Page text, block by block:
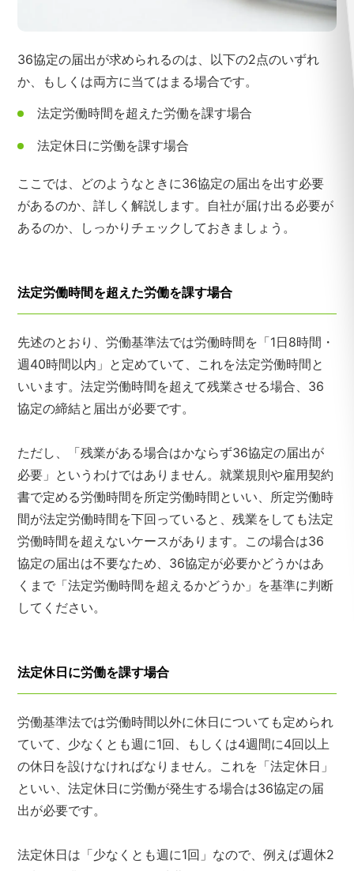
36協定の届出が求められるのは、以下の2点のいずれ
か、もしくは両方に当てはまる場合です。
法定労働時間を超えた労働を課す場合
法定休日に労働を課す場合
ここでは、どのようなときに36協定の届出を出す必要
があるのか、詳しく解説します。自社が届け出る必要が
あるのか、しっかりチェックしておきましょう。
法定労働時間を超えた労働を課す場合
先述のとおり、労働基準法では労働時間を「1日8時間・
週40時間以内」と定めていて、これを法定労働時間と
いいます。法定労働時間を超えて残業させる場合、36
協定の締結と届出が必要です。
ただし、「残業がある場合はかならず36協定の届出が
必要」というわけではありません。就業規則や雇用契約
書で定める労働時間を所定労働時間といい、所定労働時
間が法定労働時間を下回っていると、残業をしても法定
労働時間を超えないケースがあります。この場合は36
協定の届出は不要なため、36協定が必要かどうかはあ
くまで「法定労働時間を超えるかどうか」を基準に判断
してください。
法定休日に労働を課す場合
労働基準法では労働時間以外に休日についても定められ
ていて、少なくとも週に1回、もしくは4週間に4回以上
の休日を設けなければなりません。これを「法定休日」
といい、法定休日に労働が発生する場合は36協定の届
出が必要です。
法定休日は「少なくとも週に1回」なので、例えば週休2